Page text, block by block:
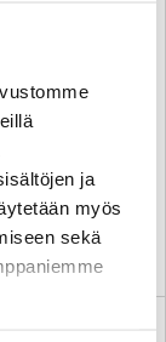
ja
myös
sekä
hyvinkää